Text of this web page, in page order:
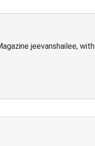
jeevanshailee, with